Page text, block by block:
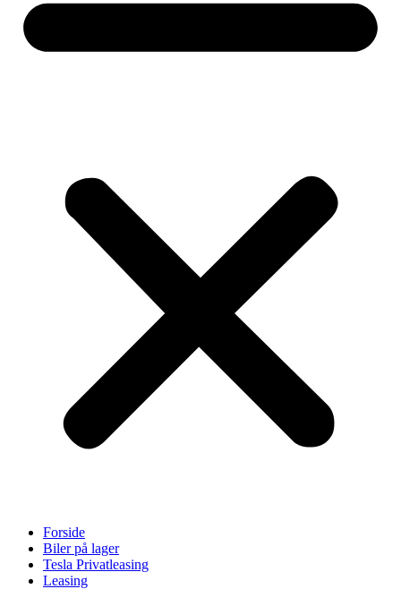
Forside
Biler på lager
Tesla Privatleasing
Leasing